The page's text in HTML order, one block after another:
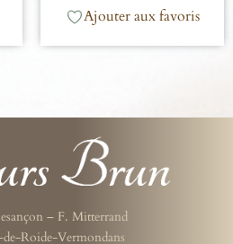
Ajouter aux favoris
– F. Mitterrand
Roide-Vermondans